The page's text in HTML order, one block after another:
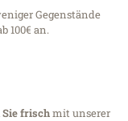
Gegenstände
100€ an.
frischmit unserer